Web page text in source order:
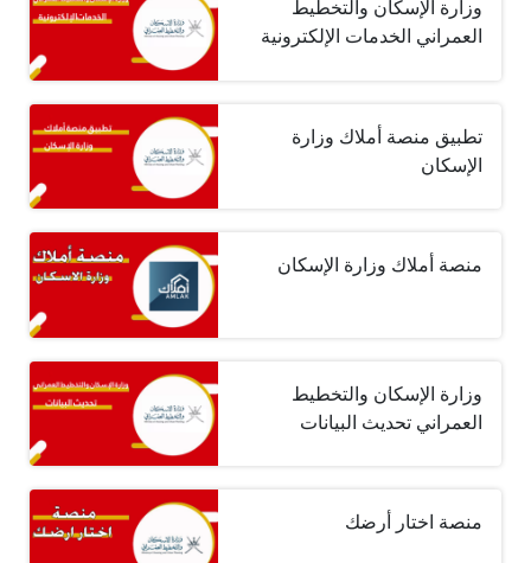
وزارة الإسكان والتخطيط
العمراني الخدمات الإلكترونية
تطبيق منصة أملاك وزارة
الإسكان
منصة أملاك وزارة الإسكان‎ ‎
وزارة الإسكان والتخطيط
العمراني تحديث البيانات
منصة اختار أرضك